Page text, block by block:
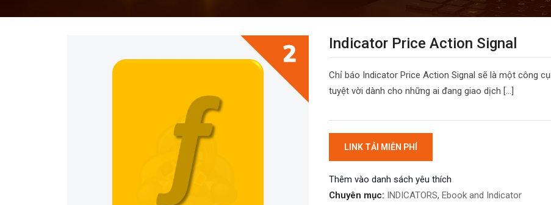
Indicator Price Action Signal
Chỉ báo Indicator Price Action Signal sẽ là một công cụ
tuyệt vời dành cho những ai đang giao dịch […]
LINK TẢI MIỄN PHÍ
Thêm vào danh sách yêu thích
Chuyên mục: INDICATORS, Ebook and Indicator